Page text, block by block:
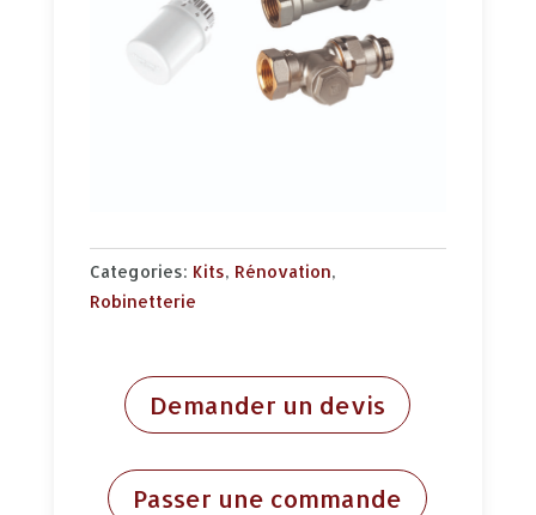
Categories: Kits, Rénovation,
Robinetterie
Demander un devis
Passer une commande